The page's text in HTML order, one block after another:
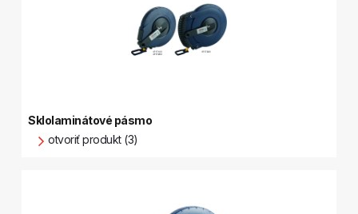
Sklolaminátové pásmo
otvoriť produkt (3)